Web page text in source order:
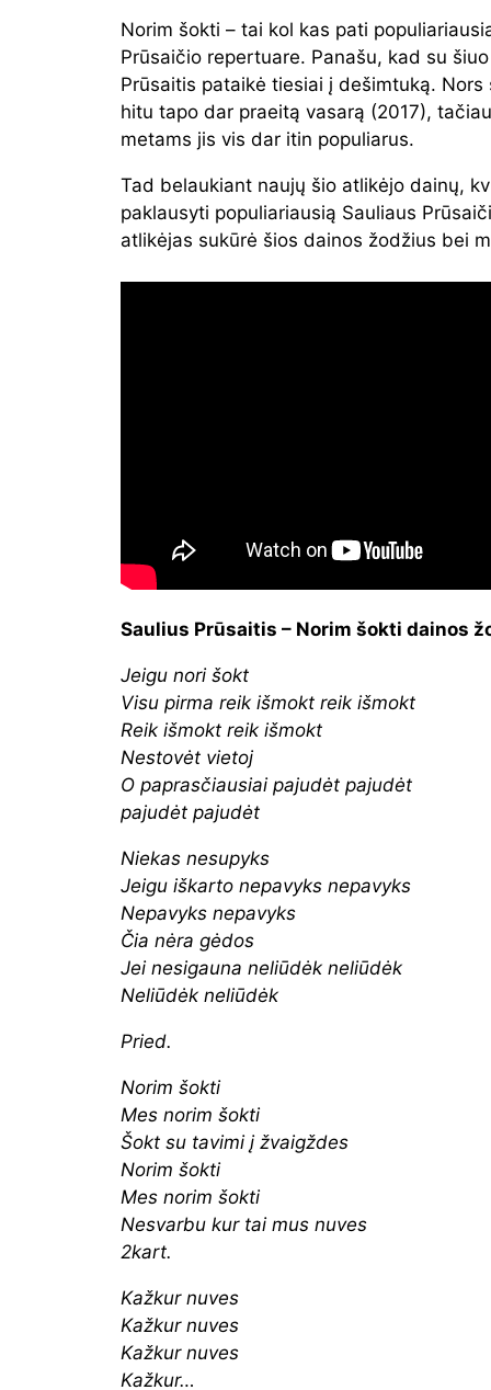
Norim šokti – tai kol kas pati
Prūsaičio repertuare. Panašu, kad su
Prūsaitis pataikė tiesiai į dešimtuką. Nors
hitu tapo dar praeitą vasarą (2017),
metams jis vis dar itin populiarus.
Tad belaukiant naujų šio atlikėjo dainų,
paklausyti populiariausią Sauliaus
atlikėjas sukūrė šios dainos žodžius bei
Saulius Prūsaitis – Norim šokti dainos
Jeigu nori šokt
Visu pirma reik išmokt reik išmokt
Reik išmokt reik išmokt
Nestovėt vietoj
O paprasčiausiai pajudėt pajudėt
pajudėt pajudėt
Niekas nesupyks
Jeigu iškarto nepavyks nepavyks
Nepavyks nepavyks
Čia nėra gėdos
Jei nesigauna neliūdėk neliūdėk
Neliūdėk neliūdėk
Pried.
Norim šokti
Mes norim šokti
Šokt su tavimi į žvaigždes
Norim šokti
Mes norim šokti
Nesvarbu kur tai mus nuves
2kart.
Kažkur nuves
Kažkur nuves
Kažkur nuves
Kažkur…